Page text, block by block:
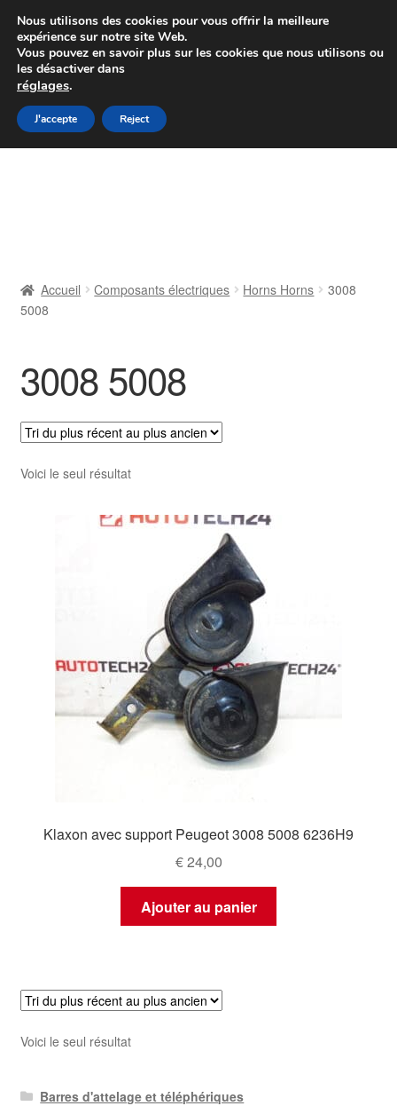
Colissimo livraison à partir de 7 EUR
Du lundi au vendredi de 9 h à 16 h
Aller
à
Aller
au
Contact
Politique de confidentialité
Procédure de Réclamation
Termes et conditions
Accueil Composants électriques Horns Horns
3008
5008
3008 5008
Voici le seul résultat
Klaxon avec support Peugeot 3008 5008 6236H9
€24,00
Ajouter au panier
Voici le seul résultat
Barres d'attelage et téléphériques
Nous utilisons des cookies pour vous offrir la meilleure
expérience sur notre site Web.
Vous pouvez en savoir plus sur les cookies que nous utilisons ou
les désactiver dans
réglages.
J'accepte Reject